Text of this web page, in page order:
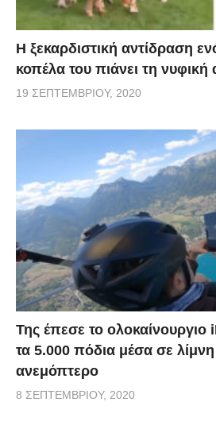
Η ξεκαρδιστική αντίδραση
κοπέλα του πιάνει τη
19 ΣΕΠΤΕΜΒΡΊΟΥ, 2020
Της έπεσε το
τα 5.000 πόδια μέσα σε
ανεμόπτερο
8 ΣΕΠΤΕΜΒΡΊΟΥ, 2020